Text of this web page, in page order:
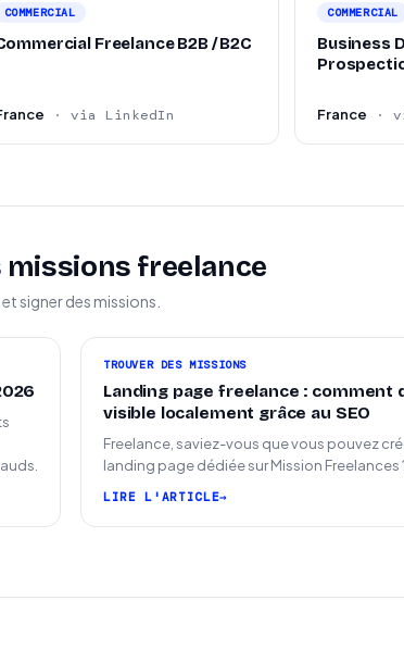
COMMERCIAL
Freelance B2B / B2C
· via LinkedIn
COMMERCIAL
Business
France ·
freelance
signer des missions.
TROUVER DES MISSIONS
Landing page freelance : comment
visible localement grâce au SEO
Freelance, saviez-vous que vous pouvez
landing page dédiée sur Mission Freelances
LIRE L'ARTICLE